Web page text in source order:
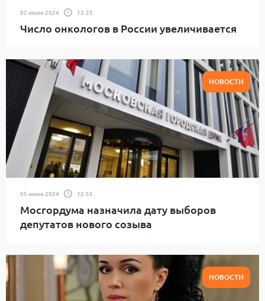
02 июля 2024 12:25
Число онкологов в России увеличивается
НОВОСТИ
05 июня 2024 12:55
Мосгордума назначила дату выборов
депутатов нового созыва
НОВОСТИ